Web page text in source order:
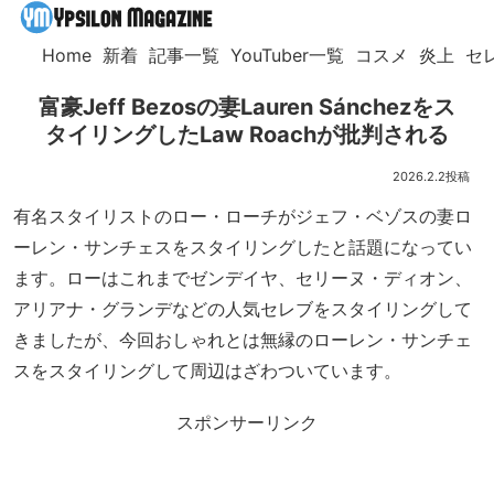
Home 新着 記事一覧 YouTuber一覧 コスメ 炎上 セ
富豪Jeff Bezosの妻Lauren Sánchezをス
タイリングしたLaw Roachが批判される
2026.2.2
有名スタイリストのロー・ローチがジェフ・ベゾスの妻ロ
ーレン・サンチェスをスタイリングしたと話題になってい
ます。ローはこれまでゼンデイヤ、セリーヌ・ディオン、
アリアナ・グランデなどの人気セレブをスタイリングして
きましたが、今回おしゃれとは無縁のローレン・サンチェ
スをスタイリングして周辺はざわついています。
スポンサーリンク